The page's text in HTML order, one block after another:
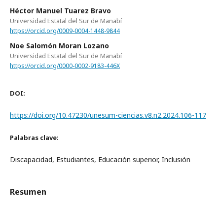
Héctor Manuel Tuarez Bravo
Universidad Estatal del Sur de Manabí
https://orcid.org/0009-0004-1448-9844
Noe Salomón Moran Lozano
Universidad Estatal del Sur de Manabí
https://orcid.org/0000-0002-9183-446X
DOI:
https://doi.org/10.47230/unesum-ciencias.v8.n2.2024.106-117
Palabras clave:
Discapacidad, Estudiantes, Educación superior, Inclusión
Resumen